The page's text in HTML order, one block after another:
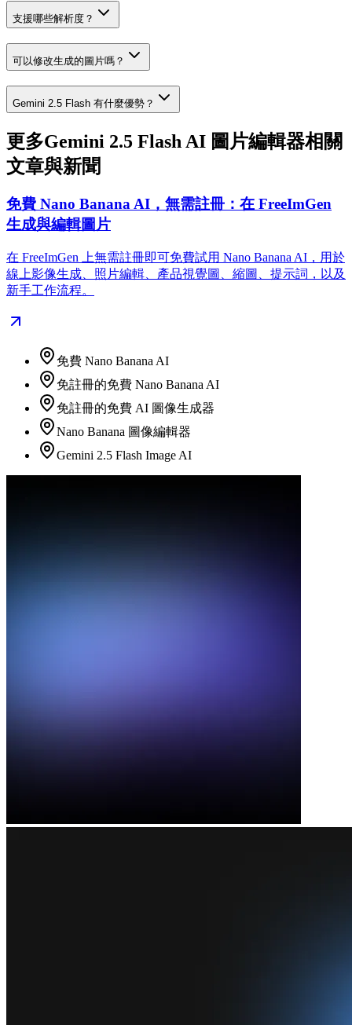
支援哪些解析度？
可以修改生成的圖片嗎？
Gemini 2.5 Flash 有什麼優勢？
更多Gemini 2.5 Flash AI 圖片編輯器相關
文章與新聞
免費 Nano Banana AI，無需註冊：在 FreeImGen
生成與編輯圖片
在 FreeImGen 上無需註冊即可免費試用 Nano Banana AI，用於
線上影像生成、照片編輯、產品視覺圖、縮圖、提示詞，以及
新手工作流程。
免費 Nano Banana AI
免註冊的免費 Nano Banana AI
免註冊的免費 AI 圖像生成器
Nano Banana 圖像編輯器
Gemini 2.5 Flash Image AI